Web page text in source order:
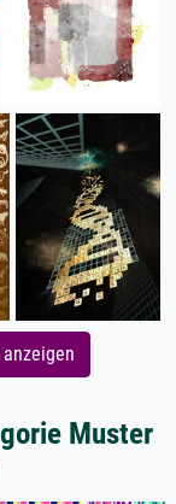
Muster